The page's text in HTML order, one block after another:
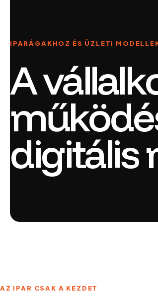
IPARÁGAKHOZ ÉS ÜZLETI
A
digitális
AZ IPAR CSAK A KEZDET